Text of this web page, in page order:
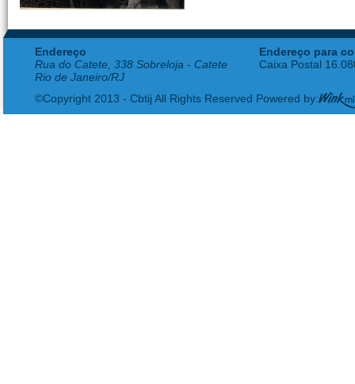
Endereço
Rua do Catete, 338 Sobreloja - Catete
Rio de Janeiro/RJ
Endereço para
Caixa Postal
©Copyright 2013 - Cbtij All Rights Reserved Powered by: